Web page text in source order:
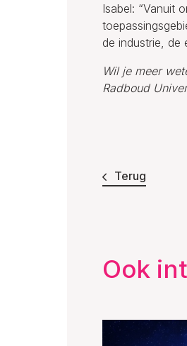
Isabel: “Vanuit
de industrie, de
Wil je meer
Radboud
Terug
Ook